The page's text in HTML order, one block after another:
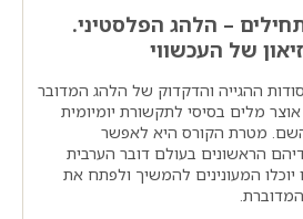
– הלהג הפלסטיני.
של העכשווי
ההגייה והדקדוק של הלהג המדובר
אוצר מלים בסיסי לתקשורת יומיומית
מטרת הקורס היא לאפשר
הראשונים בעולם דובר הערבית
המעונינים להמשיך ולפתח את